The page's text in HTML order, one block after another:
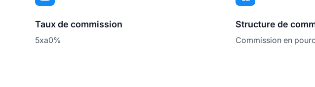
Taux de commission
5xa0%
Structure de
Commission en